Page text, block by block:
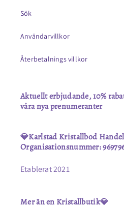
Sök
Användarvillkor
Återbetalnings villkor
Aktuellt erbjudande, 10%
våra nya prenumeranter
💎Karlstad Kristallbod
Organisationsnummer:
Etablerat 2021
Mer än en Kristallbutik💎